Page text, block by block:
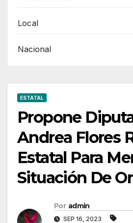
Local
Nacional
ESTATAL
Propone
Andrea Flores
Estatal Para
Situación De
Por admin
SEP 16, 2023